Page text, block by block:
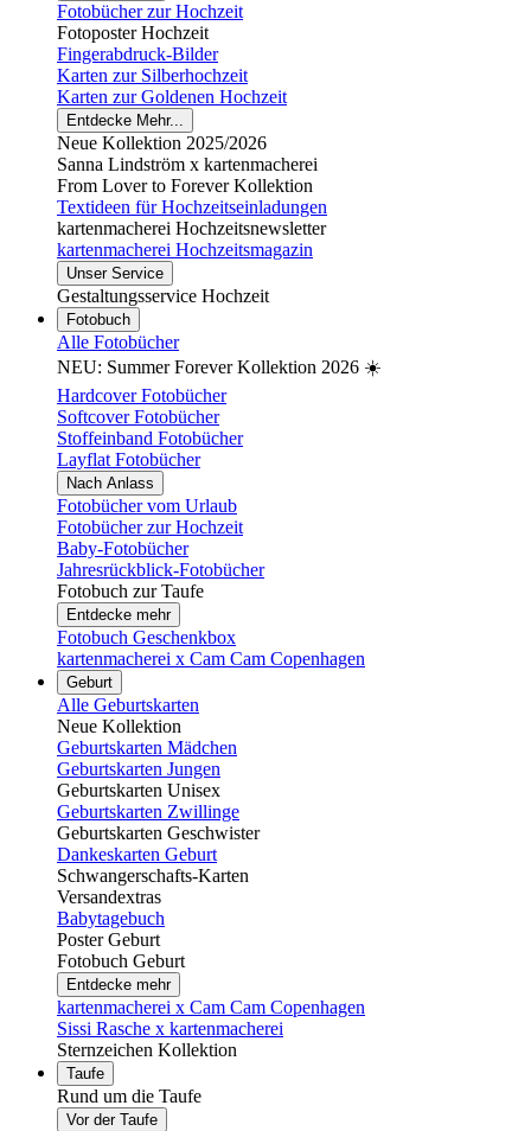
Fotobücher zur Hochzeit
Fotoposter Hochzeit
Fingerabdruck-Bilder
Karten zur Silberhochzeit
Karten zur Goldenen Hochzeit
Entdecke Mehr...
Neue Kollektion 2025/2026
Sanna Lindström x kartenmacherei
From Lover to Forever Kollektion
Textideen für Hochzeitseinladungen
kartenmacherei Hochzeitsnewsletter
kartenmacherei Hochzeitsmagazin
Unser Service
Gestaltungsservice Hochzeit
Fotobuch
Alle Fotobücher
NEU: Summer Forever Kollektion 2026 ☀️
Hardcover Fotobücher
Softcover Fotobücher
Stoffeinband Fotobücher
Layflat Fotobücher
Nach Anlass
Fotobücher vom Urlaub
Fotobücher zur Hochzeit
Baby-Fotobücher
Jahresrückblick-Fotobücher
Fotobuch zur Taufe
Entdecke mehr
Fotobuch Geschenkbox
kartenmacherei x Cam Cam Copenhagen
Geburt
Alle Geburtskarten
Neue Kollektion
Geburtskarten Mädchen
Geburtskarten Jungen
Geburtskarten Unisex
Geburtskarten Zwillinge
Geburtskarten Geschwister
Dankeskarten Geburt
Schwangerschafts-Karten
Versandextras
Babytagebuch
Poster Geburt
Fotobuch Geburt
Entdecke mehr
kartenmacherei x Cam Cam Copenhagen
Sissi Rasche x kartenmacherei
Sternzeichen Kollektion
Taufe
Rund um die Taufe
Vor der Taufe